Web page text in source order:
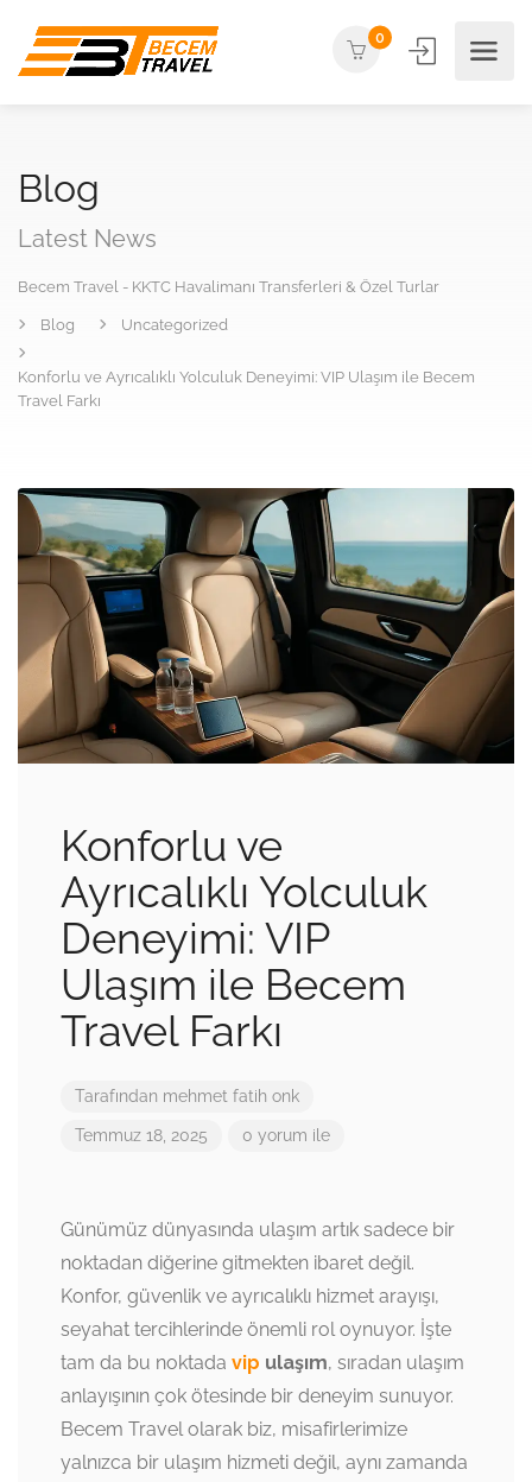
0
Blog
Latest News
Becem Travel - KKTC Havalimanı Transferleri & Özel Turlar
Blog Uncategorized
Konforlu ve Ayrıcalıklı Yolculuk Deneyimi: VIP Ulaşım ile Becem
Travel Farkı
Konforlu ve
Ayrıcalıklı Yolculuk
Deneyimi: VIP
Ulaşım ile Becem
Travel Farkı
Tarafından mehmet fatih onk
Temmuz 18, 2025 0 yorum ile
Günümüz dünyasında ulaşım artık sadece bir
noktadan diğerine gitmekten ibaret değil.
Konfor, güvenlik ve ayrıcalıklı hizmet arayışı,
seyahat tercihlerinde önemli rol oynuyor. İşte
tam da bu noktada vip ulaşım, sıradan ulaşım
anlayışının çok ötesinde bir deneyim sunuyor.
Becem Travel olarak biz, misafirlerimize
yalnızca bir ulaşım hizmeti değil, aynı zamanda